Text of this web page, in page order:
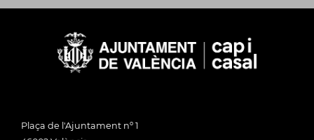
Plaça de l'Ajuntament nº 1